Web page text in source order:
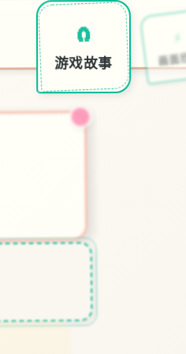
🧲
游戏故事
⚡
画面